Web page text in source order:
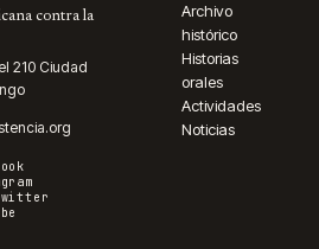
contra la
210 Ciudad
Archivo
histórico
Historias
orales
Actividades
Noticias